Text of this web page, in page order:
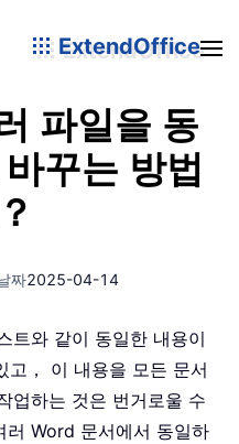
ExtendOffice
파일을 동
꾸는 방법
짜2025-04-14
트와 같이 동일한 내용이
고， 이 내용을 모든 문서
업하는 것은 번거로울 수
러 Word 문서에서 동일하